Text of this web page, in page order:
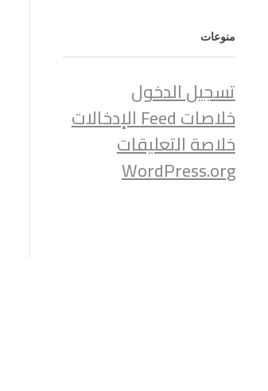
منوعات
تسجيل الدخول
خلاصات Feed الإدخالات
خلاصة التعليقات
WordPress.org